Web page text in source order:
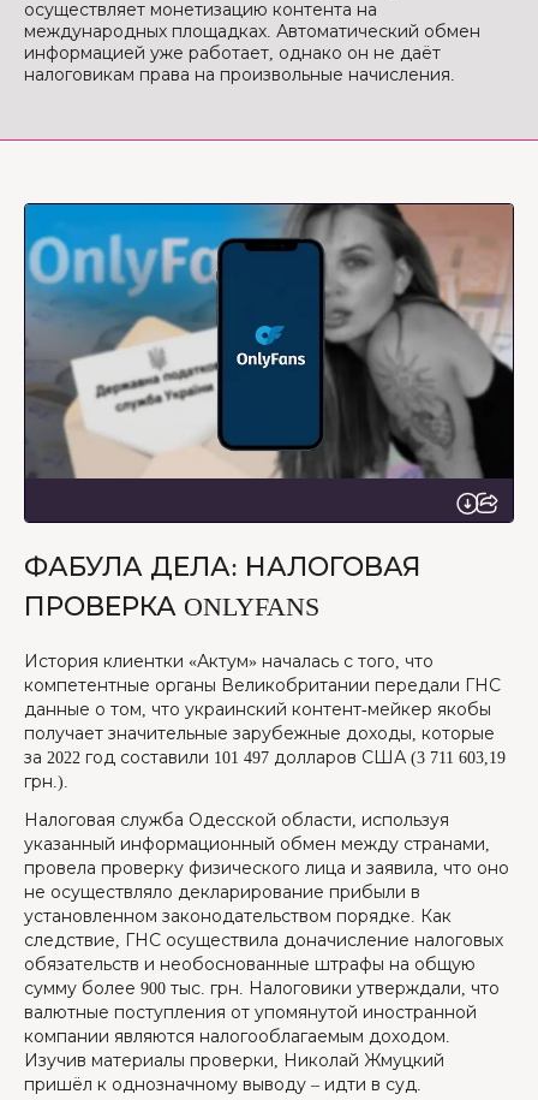
осуществляет монетизацию контента на
международных площадках. Автоматический обмен
информацией уже работает, однако он не даёт
налоговикам права на произвольные начисления.
ФАБУЛА ДЕЛА: НАЛОГОВАЯ
ПРОВЕРКА ONLYFANS
История клиентки «Актум» началась с того, что
компетентные органы Великобритании передали ГНС
данные о том, что украинский контент-мейкер якобы
получает значительные зарубежные доходы, которые
за 2022 год составили 101 497 долларов США (3 711 603,19
грн.).
Налоговая служба Одесской области, используя
указанный информационный обмен между странами,
провела проверку физического лица и заявила, что оно
не осуществляло декларирование прибыли в
установленном законодательством порядке. Как
следствие, ГНС осуществила доначисление налоговых
обязательств и необоснованные штрафы на общую
сумму более 900 тыс. грн. Налоговики утверждали, что
валютные поступления от упомянутой иностранной
компании являются налогооблагаемым доходом.
Изучив материалы проверки, Николай Жмуцкий
пришёл к однозначному выводу – идти в суд.